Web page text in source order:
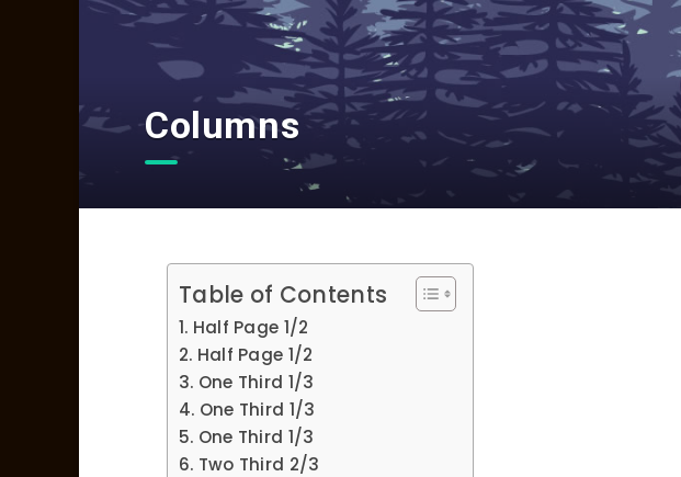
Columns
Table of Contents
Half Page 1/2
Half Page 1/2
One Third 1/3
One Third 1/3
One Third 1/3
Two Third 2/3